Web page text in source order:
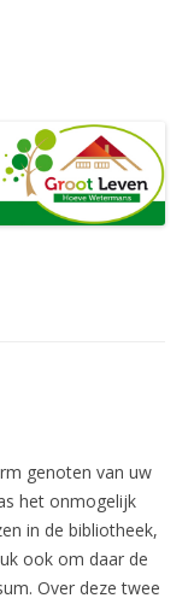
bezinning,
en
en (h)eerlijk eten
weken.
genoten van uw
het onmogelijk
in de bibliotheek,
ook om daar de
Over deze twee